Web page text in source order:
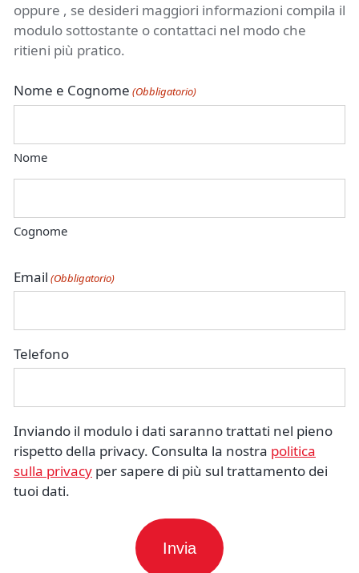
oppure , se desideri maggiori informazioni compila il
modulo sottostante o contattaci nel modo che
ritieni più pratico.
Nome e Cognome (Obbligatorio)
Nome
Cognome
Email (Obbligatorio)
Telefono
Inviando il modulo i dati saranno trattati nel pieno
rispetto della privacy. Consulta la nostra politica
sulla privacy per sapere di più sul trattamento dei
tuoi dati.